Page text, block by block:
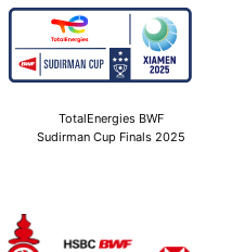
TotalEnergies BWF
Sudirman Cup Finals 2025